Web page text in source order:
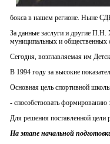
бокса в нашем регионе. Ныне
За данные заслуги и другие
муниципальных и общественных
Сегодня, возглавляемая им
В 1994 году за высокие
Основная цель спортивной
- способствовать формированию
Для решения поставленной
На этапе начальной